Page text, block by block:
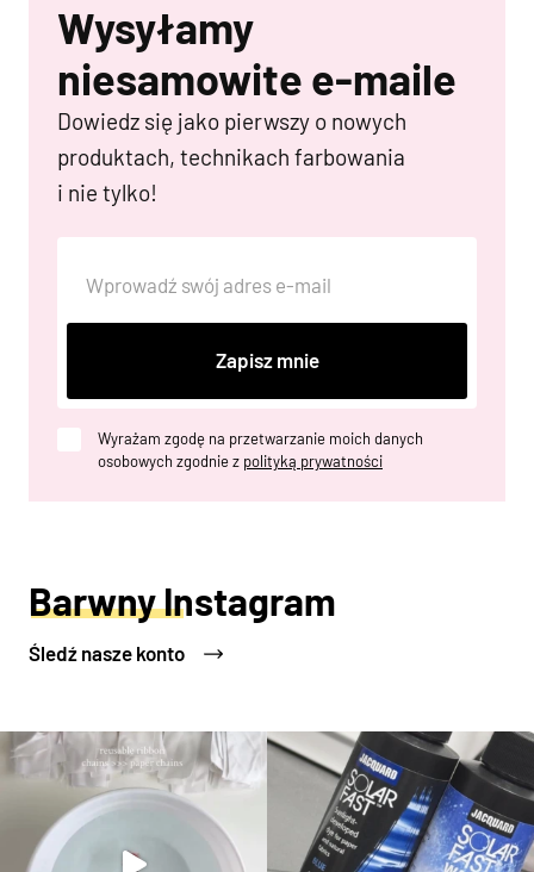
Wysyłamy
niesamowite e-maile
Dowiedz się jako pierwszy o nowych
produktach, technikach farbowania
i nie tylko!
Zapisz mnie
Wyrażam zgodę na przetwarzanie moich danych
osobowych zgodnie z polityką prywatności
Barwny Instagram
Śledź nasze konto